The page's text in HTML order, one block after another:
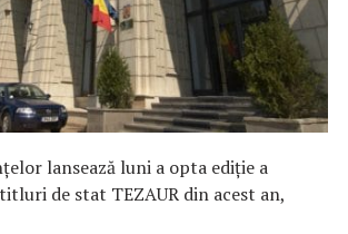
lansează luni a opta ediţie a
de stat TEZAUR din acest an,